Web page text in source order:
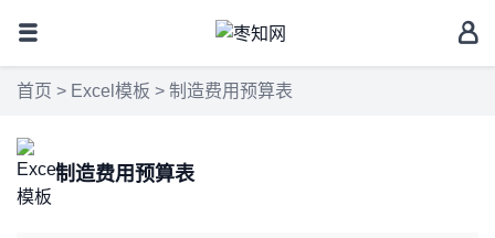
首页 > Excel模板 > 制造费用预算表
制造费用预算表